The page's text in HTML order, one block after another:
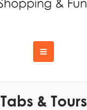
Tabs & Tours